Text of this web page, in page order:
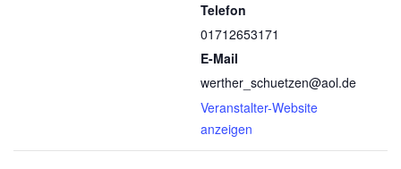
Telefon
01712653171
E-Mail
werther_schuetzen@aol.de
Veranstalter-Website
anzeigen